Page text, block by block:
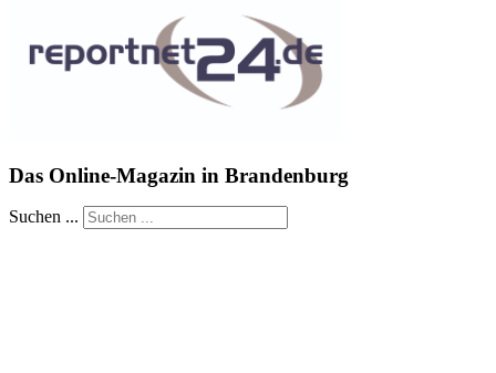
Das Online-Magazin in Brandenburg
Suchen ...